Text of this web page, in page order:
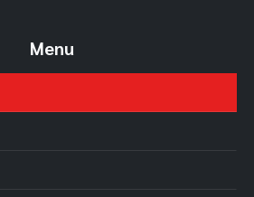
Menu